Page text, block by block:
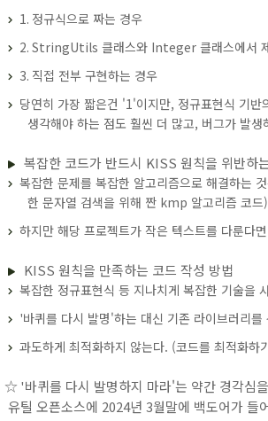
1. 정규식으로 짜는 경우
2. StringUtils 클래스와 Integer 클래스에서
3. 직접 전부 구현하는 경우
당연히 가장 짧은건 '1'이지만, 정규표현식 기
생각해야 하는 점도 훨씬 더 많고, 버그가 발
복잡한 코드가 반드시 KISS 원칙을 위반하
복잡한 문제를 복잡한 알고리즘으로 해결하는
한 문자열 검색을 위해 짠 kmp 알고리즘 코드)
하지만 해당 프로젝트가 작은 텍스트를 다룬다
KISS 원칙을 만족하는 코드 작성 방법
복잡한 정규표현식 등 지나치게 복잡한 기술을
'바퀴를 다시 발명'하는 대신 기존 라이브러리를
과도하게 최적화하지 않는다. (코드를 최적화
☆ '바퀴를 다시 발명하지 마라'는 약간 경각심
유틸 오픈소스에 2024년 3월말에 백도어가 들